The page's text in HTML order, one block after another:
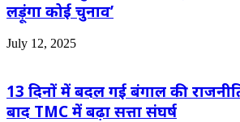
लड़ूंगा कोई चुनाव’
July 12, 2025
13 दिनों में बदल गई बंगाल की
बाद TMC में बढ़ा सत्ता संघर्ष